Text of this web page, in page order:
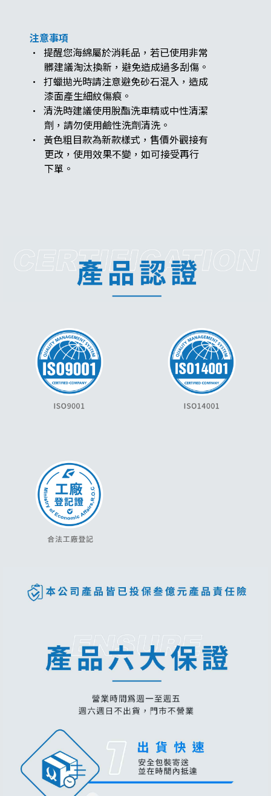
注意事項
· 提醒您海綿屬於消耗品，若已使用非常
髒建議淘汰換新，避免造成過多刮傷。
· 打蠟拋光時請注意避免砂石混入，造成
漆面產生細紋傷痕。
· 清洗時建議使用脫酯洗車精或中性清潔
​​​​​​​​​​​​​​ 劑，請勿使用鹼性洗劑清洗。
· 黃色粗目款為新款樣式，售價外觀接有
更改，使用效果不變，如可接受再行
下單。